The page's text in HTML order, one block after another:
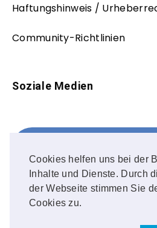
Cookies helfen uns bei der
Inhalte und Dienste. Durch
der Webseite stimmen Sie
Cookies zu.
Haftungshinweis /
Community-Richtlinien
Soziale Medien
FOLLOW ME!
Instagram
OUR PHOTOS!